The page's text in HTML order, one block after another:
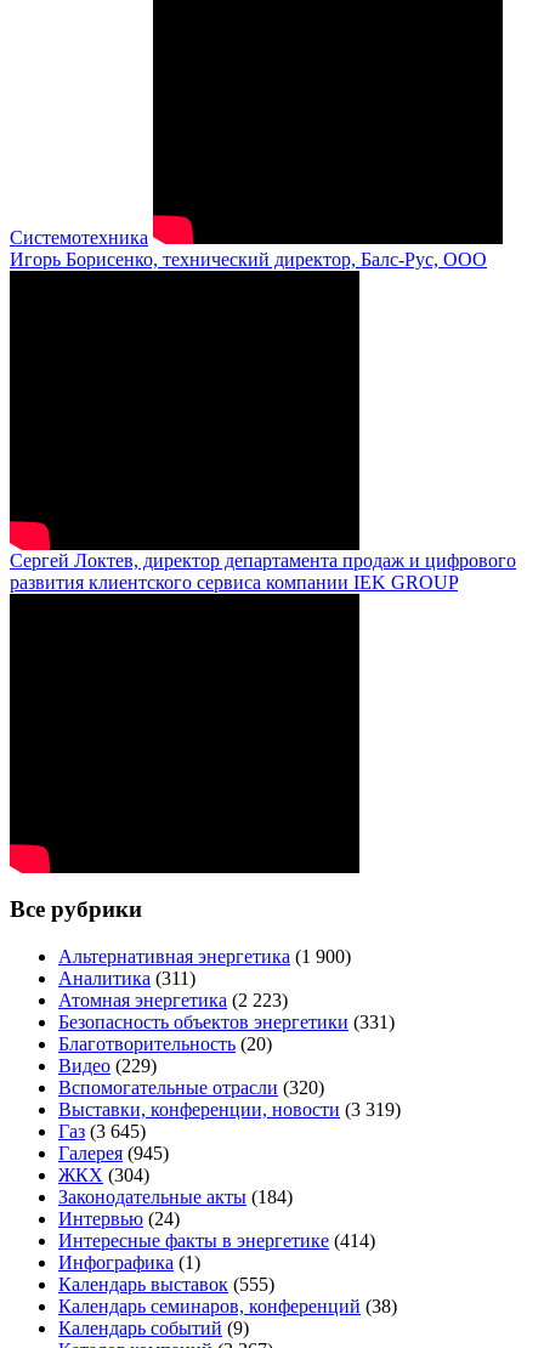
Системотехника
Игорь Борисенко, технический директор, Балс-Рус, ООО
Сергей Локтев, директор департамента продаж и цифрового
развития клиентского сервиса компании IEK GROUP
Все рубрики
Альтернативная энергетика (1 900)
Аналитика (311)
Атомная энергетика (2 223)
Безопасность объектов энергетики (331)
Благотворительность (20)
Видео (229)
Вспомогательные отрасли (320)
Выставки, конференции, новости (3 319)
Газ (3 645)
Галерея (945)
ЖКХ (304)
Законодательные акты (184)
Интервью (24)
Интересные факты в энергетике (414)
Инфографика (1)
Календарь выставок (555)
Календарь семинаров, конференций (38)
Календарь событий (9)